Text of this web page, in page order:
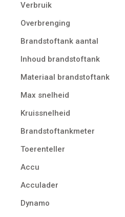
Verbruik
Overbrenging
Brandstoftank aantal
Inhoud brandstoftank
Materiaal brandstoftank
Max snelheid
Kruissnelheid
Brandstoftankmeter
Toerenteller
Accu
Acculader
Dynamo